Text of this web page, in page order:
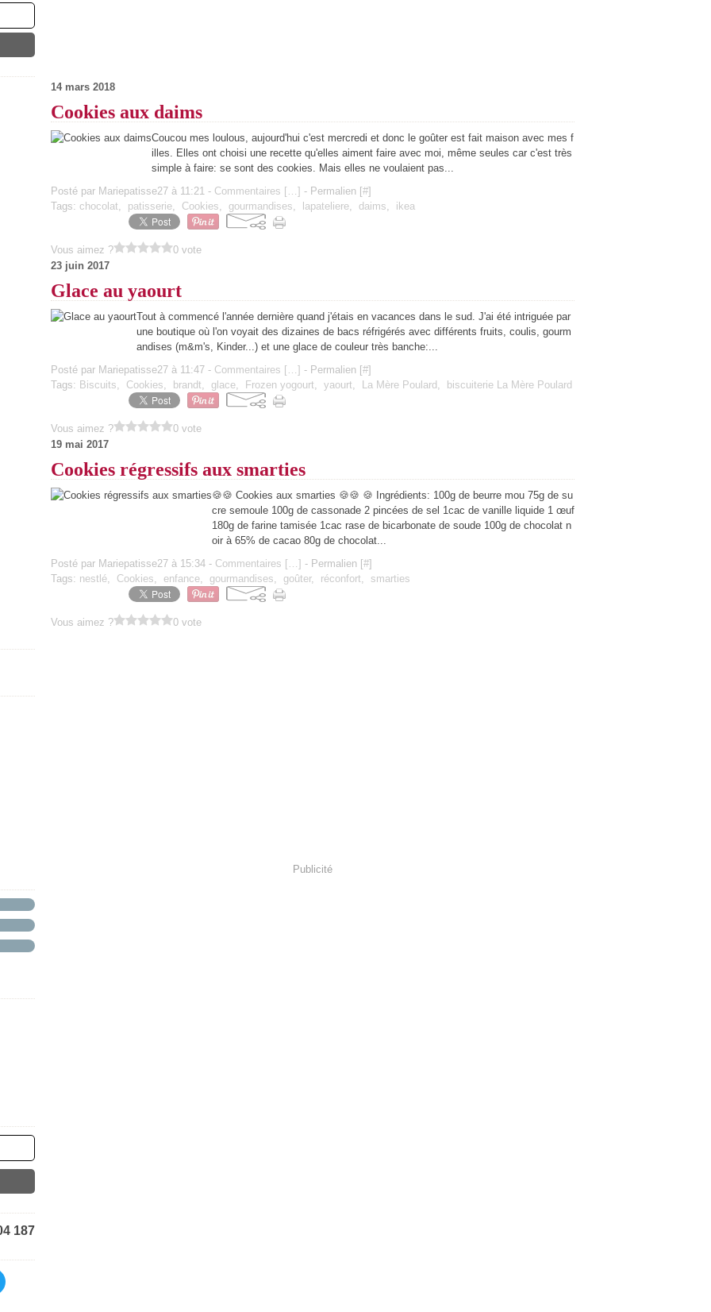
187
14 mars 2018
Cookies aux daims
Coucou mes loulous, aujourd'hui c'est mercredi et donc le goûter est fait maison avec mes f
illes. Elles ont choisi une recette qu'elles aiment faire avec moi, même seules car c'est très
simple à faire: se sont des cookies. Mais elles ne voulaient pas...
Posté par Mariepatisse27 à 11:21 - Commentaires [ …] - Permalien [#]
Tags: chocolat, patisserie, Cookies, gourmandises, lapateliere, daims, ikea
Vous aimez ?
0 vote
23 juin 2017
Glace au yaourt
Tout à commencé l'année dernière quand j'étais en vacances dans le sud. J'ai été intriguée par
une boutique où l'on voyait des dizaines de bacs réfrigérés avec différents fruits, coulis, gourm
andises (m&m's, Kinder...) et une glace de couleur très banche:...
Posté par Mariepatisse27 à 11:47 - Commentaires [ …] - Permalien [#]
Tags: Biscuits, Cookies, brandt, glace, Frozen yogourt, yaourt, La Mère Poulard , biscuiterie La Mère Poulard
Vous aimez ?
0 vote
19 mai 2017
Cookies régressifs aux smarties
🍪🍪 Cookies aux smarties 🍪🍪 🍪 Ingrédients: 100g de beurre mou 75g de su
cre semoule 100g de cassonade 2 pincées de sel 1cac de vanille liquide 1 œuf
180g de farine tamisée 1cac rase de bicarbonate de soude 100g de chocolat n
oir à 65% de cacao 80g de chocolat...
Posté par Mariepatisse27 à 15:34 - Commentaires [ …] - Permalien [#]
Tags: nestlé, Cookies, enfance, gourmandises, goûter, réconfort, smarties
Vous aimez ? 0 vote
Publicité